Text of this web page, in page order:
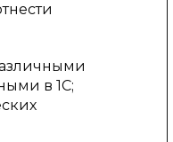
в 1С;